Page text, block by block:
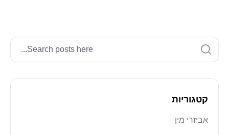
Search
Search
קטגוריות
אביזרי מין